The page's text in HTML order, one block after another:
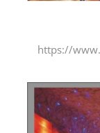
https://